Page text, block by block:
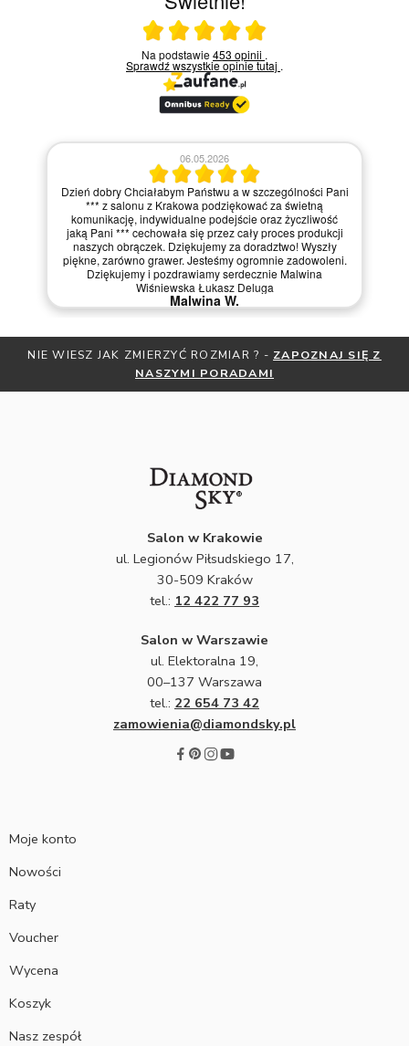
Ocena średnia 5 na 5
Na podstawie453 opinii .
Sprawdź wszystkie opinietutaj .
06.05.2026
Dzień dobry Chciałabym Państwu a w szczególności Pani
*** z salonu z Krakowa podziękować za świetną
komunikację, indywidualne podejście oraz życzliwość
jaką Pani *** cechowała się przez cały proces produkcji
naszych obrączek. Dziękujemy za doradztwo! Wyszły
piękne, zarówno grawer. Jesteśmy ogromnie zadowoleni.
Dziękujemy i pozdrawiamy serdecznie Malwina
Wiśniewska Łukasz Deluga
Malwina W.
NIE WIESZ JAK ZMIERZYĆ ROZMIAR ? - ZAPOZNAJ SIĘ Z
NASZYMI PORADAMI
Salon w Krakowie
ul. Legionów Piłsudskiego 17,
30-509 Kraków
tel.: 12 422 77 93
Salon w Warszawie
ul. Elektoralna 19,
00–137 Warszawa
tel.: 22 654 73 42
zamowienia@diamondsky.pl
Moje konto
Nowości
Raty
Voucher
Wycena
Koszyk
Nasz zespół